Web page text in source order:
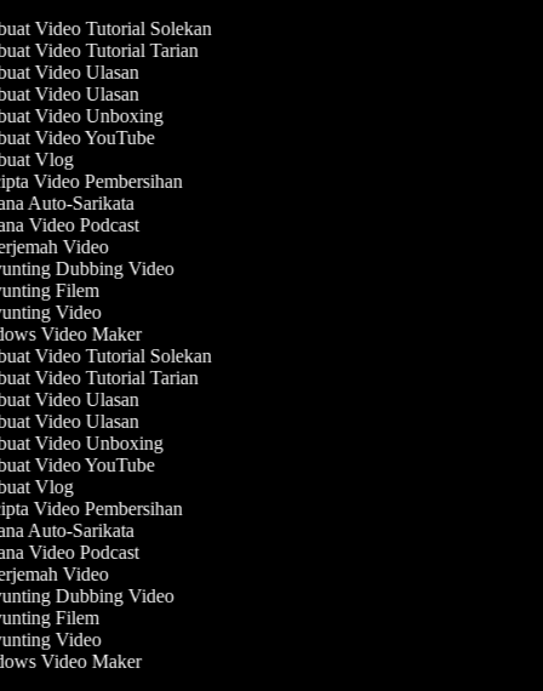
Video Tutorial Solekan
Video Tutorial Tarian
Video Ulasan
Video Ulasan
Video Unboxing
Video YouTube
Vlog
Video Pembersihan
Auto-Sarikata
Video Podcast
Video
Dubbing Video
Filem
Video
Video Maker
Video Tutorial Solekan
Video Tutorial Tarian
Video Ulasan
Video Ulasan
Video Unboxing
Video YouTube
Vlog
Video Pembersihan
Auto-Sarikata
Video Podcast
Video
Dubbing Video
Filem
Video
Video Maker